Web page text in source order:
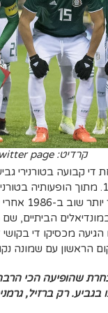
קרדיט: Federacion Mexicana de Futbol Asociacion twitter page
הנוכחי, היא העפילה ל-15.
הביתיים,
4 שנים ואליו הגיעה
הראשון עם שמונה
רק ברזיל,